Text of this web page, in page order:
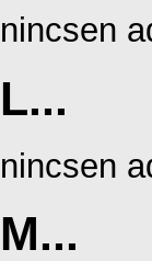
nincsen
L...
nincsen
M...